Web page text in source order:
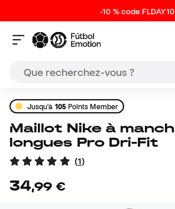
-10 % code FLDAY10
Jusqu'à 105Points Member
Maillot Nike à manches
longues Pro Dri-Fit
(1)
34,99 €